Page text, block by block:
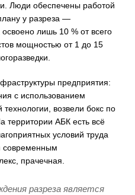
Люди обеспечены работой
у разреза —
лишь 10 % от всего
мощностью от 1 до 15
предприятия:
с использованием
возвели бокс по
территории АБК есть всё
условий труда
современным
прачечная.
разреза является